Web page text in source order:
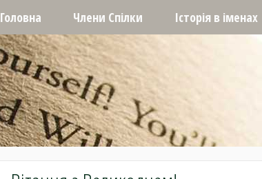
Головна Члени Cпілки Історія в іменах